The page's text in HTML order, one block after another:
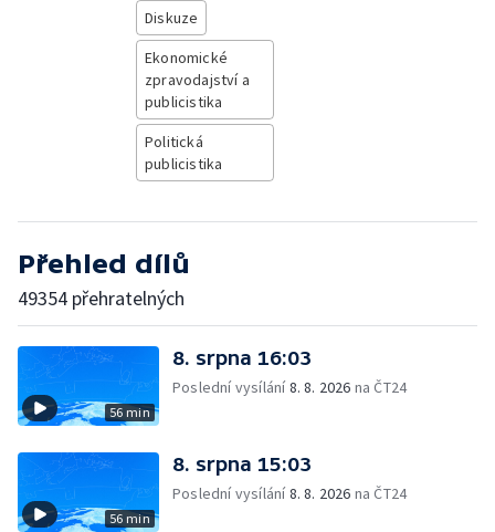
Diskuze
Ekonomické
zpravodajství a
publicistika
Politická
publicistika
Přehled dílů
49354 přehratelných
56 min
8. srpna 16:03
Poslední vysílání8. 8. 2026 na ČT24
56 min
8. srpna 15:03
Poslední vysílání8. 8. 2026 na ČT24